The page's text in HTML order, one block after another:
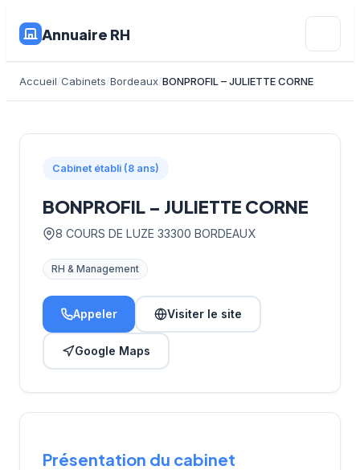
Annuaire RH
Accueil Cabinets Bordeaux BONPROFIL – JULIETTE CORNE
Cabinet établi (8 ans)
BONPROFIL – JULIETTE CORNE
8 COURS DE LUZE 33300 BORDEAUX
RH & Management
Appeler Visiter le site
Google Maps
Présentation du cabinet